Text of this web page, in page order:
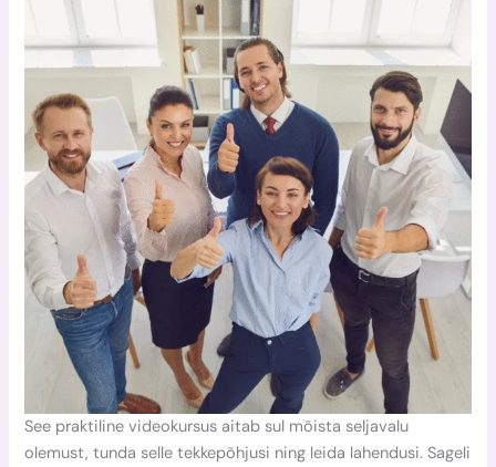
See praktiline videokursus aitab sul mõista seljavalu
olemust, tunda selle tekkepõhjusi ning leida lahendusi. Sageli